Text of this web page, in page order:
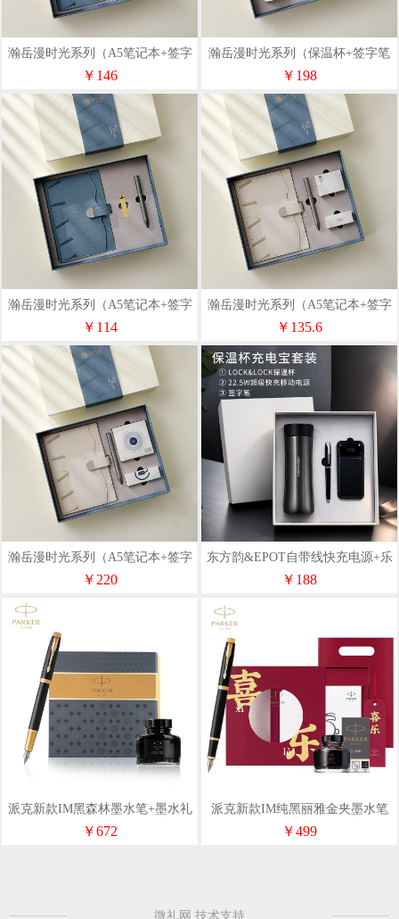
瀚岳漫时光系列（A5笔记本+签字
笔+保温杯）
￥146
瀚岳漫时光系列（保温杯+签字笔
+三合一无线充+充电线）
￥198
瀚岳漫时光系列（A5笔记本+签字
笔+u盘32G）
￥114
瀚岳漫时光系列（A5笔记本+签字
笔+扩香器+香薰精油）
￥135.6
瀚岳漫时光系列（A5笔记本+签字
笔+蓝牙音响+充电线）
￥220
东方韵&EPOT自带线快充电源+乐
扣保温杯+签字笔三件套
￥188
派克新款IM黑森林墨水笔+墨水礼
盒
￥672
派克新款IM纯黑丽雅金夹墨水笔
+喜乐礼盒
￥499
微礼网 技术支持